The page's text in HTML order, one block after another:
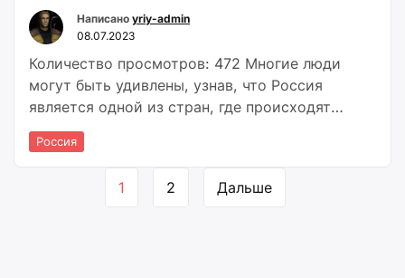
Написано yriy-admin
08.07.2023
Количество просмотров: 472 Многие люди
могут быть удивлены, узнав, что Россия
является одной из стран, где происходят
землетрясения. Хотя Россия в основном
ассоциируется с просторами тундры, лесов и
подвержено сейсмической активности.
Россия
Навигация
1 2 Дальше